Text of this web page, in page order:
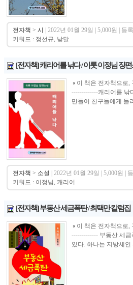
전자책 > 시 | 2022년 01월 29일 | 5,000원 | 등
키워드 : 정선규, 낮달
[전자책] 캐리어를 낚다 / 이룻 이정님 장
◑ 이 책은 전자책으로
-------------캐리어를
만들어 친구들에게 들
전자책 > 소설 | 2022년 01월 29일 | 5,000원 |
키워드 : 이정님, 캐리어
[전자책] 부동산 세금폭탄 / 최택만 칼럼집
◑ 이 책은 전자책으로
------------- 부동산 세
있다. 하나는 지방세